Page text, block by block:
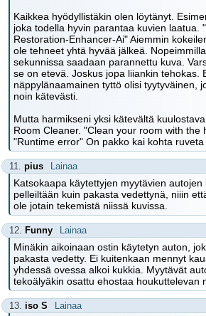
Kaikkea hyödyllistäkin olen löytänyt.
joka todella hyvin parantaa kuvien laatua.
Restoration-Enhancer-Ai" Aiemmin
ole tehneet yhtä hyvää jälkeä.
sekunnissa saadaan parannettu kuva.
se on etevä. Joskus jopa liiankin tehokas.
näppylänaamainen tyttö olisi tyytyväinen,
noin kätevästi.
Mutta harmikseni yksi kätevältä
Room Cleaner. "Clean your room with the
"Runtime error" On pakko kai kohta ruveta
11. pius Lainaa
Katsokaapa käytettyjen myytävien
pelleiltään kuin pakasta vedettynä, niiin
ole jotain tekemistä niissä kuvissa.
12. Funny Lainaa
Minäkin aikoinaan ostin käytetyn auton,
pakasta vedetty. Ei kuitenkaan mennyt
yhdessä ovessa alkoi kukkia. Myytävät
tekoälyäkin osattu ehostaa houkuttelevan
13. iso S Lainaa